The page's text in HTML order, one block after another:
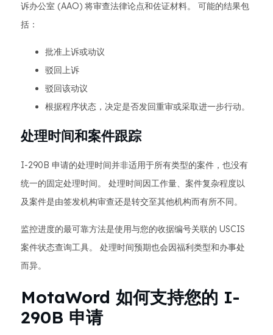
诉办公室 (AAO) 将审查法律论点和佐证材料。 可能的结果包
括：
批准上诉或动议
驳回上诉
驳回该动议
根据程序状态，决定是否发回重审或采取进一步行动。
处理时间和案件跟踪
I-290B 申请的处理时间并非适用于所有类型的案件，也没有
统一的固定处理时间。 处理时间因工作量、案件复杂程度以
及案件是由签发机构审查还是转交至其他机构而有所不同。
监控进度的最可靠方法是使用与您的收据编号关联的 USCIS
案件状态查询工具。 处理时间预期也会因福利类型和办事处
而异。
MotaWord 如何支持您的 I-
290B 申请